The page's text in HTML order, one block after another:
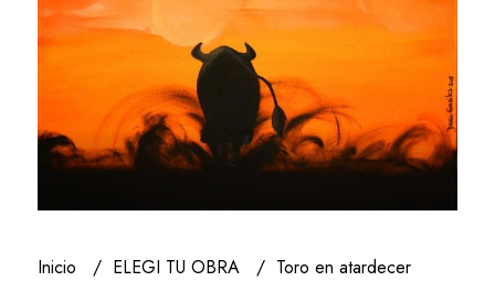
Inicio ELEGI TU OBRA Toro en atardecer